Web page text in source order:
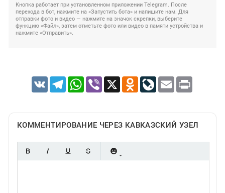
Кнопка работает при установленном приложении Telegram. После
перехода в бот, нажмите на «Запустить бота» и напишите нам. Для
отправки фото и видео — нажмите на значок скрепки, выберите
функцию «Файл», затем отметьте фото или видео в памяти устройства и
нажмите «Отправить».
VK TelegramWhatsApp
Viber X Odnoklassniki
LiveJournal
Email Print
КОММЕНТИРОВАНИЕ ЧЕРЕЗ КАВКАЗСКИЙ УЗЕЛ